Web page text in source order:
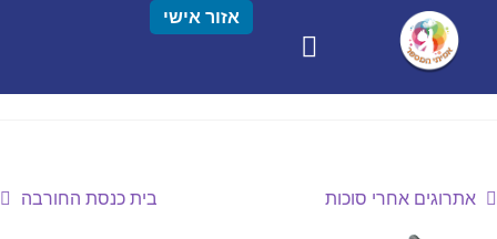
אזור אישי
אתרוגים אחרי סוכות בית כנסת החורבה